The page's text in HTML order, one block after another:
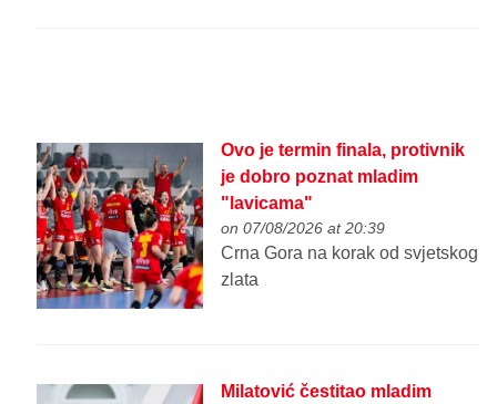
Ovo je termin finala, protivnik
je dobro poznat mladim
"lavicama"
on 07/08/2026 at 20:39
Crna Gora na korak od svjetskog
zlata
Milatović čestitao mladim